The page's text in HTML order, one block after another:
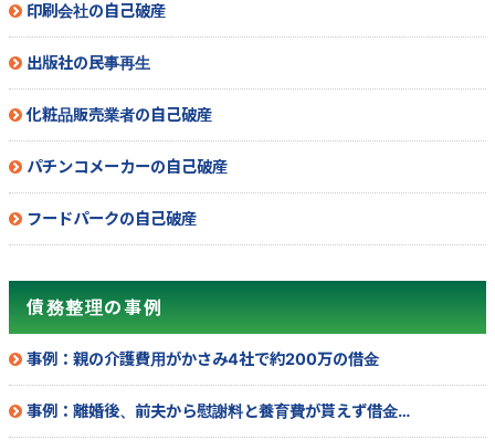
印刷会社の自己破産
出版社の民事再生
化粧品販売業者の自己破産
パチンコメーカーの自己破産
フードパークの自己破産
債務整理の事例
事例：親の介護費用がかさみ4社で約200万の借金
事例：離婚後、前夫から慰謝料と養育費が貰えず借金…